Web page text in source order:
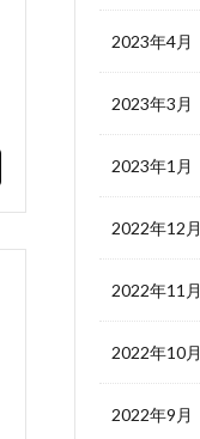
2023年4月
2023年3月
2023年1月
2022年12月
2022年11月
2022年10月
2022年9月